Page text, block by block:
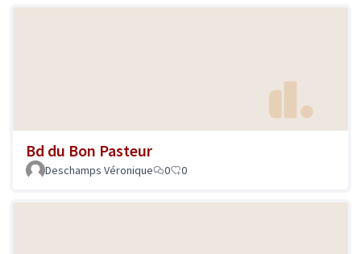
Bd du Bon Pasteur
Deschamps Véronique 0 0